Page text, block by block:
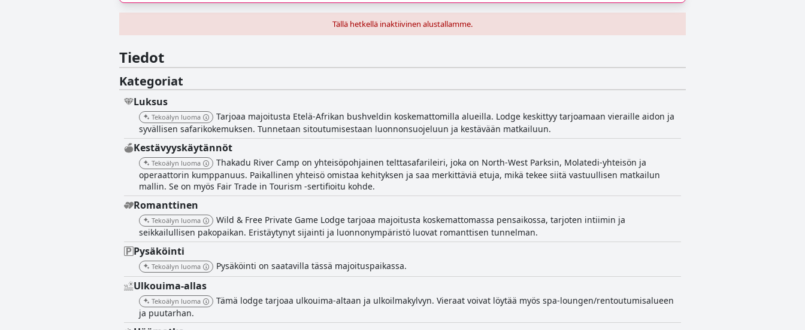
Tällä hetkellä inaktiivinen alustallamme.
Tiedot
Kategoriat
Luksus
Tekoälyn luoma
Tarjoaa majoitusta Etelä-Afrikan bushveldin koskemattomilla alueilla. Lodge keskittyy tarjoamaan vieraille aidon ja
syvällisen safarikokemuksen. Tunnetaan sitoutumisestaan luonnonsuojeluun ja kestävään matkailuun.
Kestävyyskäytännöt
Tekoälyn luoma
Thakadu River Camp on yhteisöpohjainen telttasafarileiri, joka on North-West Parksin, Molatedi-yhteisön ja
operaattorin kumppanuus. Paikallinen yhteisö omistaa kehityksen ja saa merkittäviä etuja, mikä tekee siitä vastuullisen matkailun
mallin. Se on myös Fair Trade in Tourism -sertifioitu kohde.
Romanttinen
Tekoälyn luoma
Wild & Free Private Game Lodge tarjoaa majoitusta koskemattomassa pensaikossa, tarjoten intiimin ja
seikkailullisen pakopaikan. Eristäytynyt sijainti ja luonnonympäristö luovat romanttisen tunnelman.
Pysäköinti
Tekoälyn luoma Pysäköinti on saatavilla tässä majoituspaikassa.
Ulkouima-allas
Tekoälyn luoma
Tämä lodge tarjoaa ulkouima-altaan ja ulkoilmakylvyn. Vieraat voivat löytää myös spa-loungen/rentoutumisalueen
ja puutarhan.